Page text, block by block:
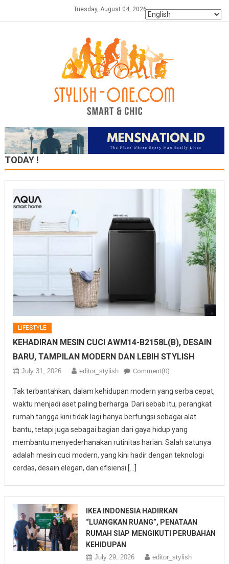
Tuesday, August 04, 2026
TODAY !
LIFESTYLE
KEHADIRAN MESIN CUCI AWM14-B2158L(B), DESAIN
BARU, TAMPILAN MODERN DAN LEBIH STYLISH
July 31, 2026 editor_stylish Comment(0)
Tak terbantahkan, dalam kehidupan modern yang serba cepat,
waktu menjadi aset paling berharga. Dari sebab itu, perangkat
rumah tangga kini tidak lagi hanya berfungsi sebagai alat
bantu, tetapi juga sebagai bagian dari gaya hidup yang
membantu menyederhanakan rutinitas harian. Salah satunya
adalah mesin cuci modern, yang kini hadir dengan teknologi
cerdas, desain elegan, dan efisiensi […]
IKEA INDONESIA HADIRKAN
“LUANGKAN RUANG”, PENATAAN
RUMAH SIAP MENGIKUTI PERUBAHAN
KEHIDUPAN
July 29, 2026 editor_stylish